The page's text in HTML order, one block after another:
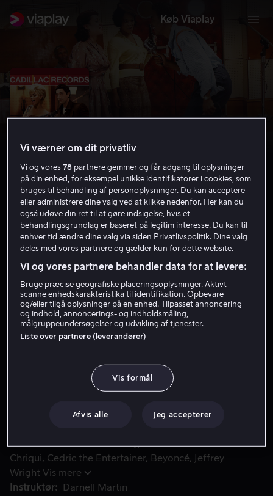
Køb Viaplay
Cadillac Records
7.0 Drama 2008 1 t. 44 min
11 år
HD
Lej 49 kr
Køb 109 kr
I denne biografiske musical om sex, vold, raceforhold og
I denne biografiske musical om sex, vold, raceforhold
og rock & roll i 1950’ernes Chicago følger vi nogle af de
amerikanske musiklegender, der var tilknyttet Chess
Records, i deres spændende, men turbulente liv.
Medvirkende Adrien Brody Emmanuelle
Chriqui
Cedric the Entertainer Beyoncé
Jeffrey
Wright Vis mere
Instruktør
Darnell Martin
Vi værner om dit privatliv
Vi og vores78 partnere gemmer og får adgang til oplysninger
på din enhed, for eksempel unikke identifikatorer i cookies, som
bruges til behandling af personoplysninger. Du kan acceptere
eller administrere dine valg ved at klikke nedenfor. Her kan du
også udøve din ret til at gøre indsigelse, hvis et
behandlingsgrundlag er baseret på legitim interesse. Du kan til
enhver tid ændre dine valg via siden Privatlivspolitik. Dine valg
deles med vores partnere og gælder kun for dette website.
Vi og vores partnere behandler data for at levere:
Bruge præcise geografiske placeringsoplysninger. Aktivt
scanne enhedskarakteristika til identifikation. Opbevare
og/eller tilgå oplysninger på en enhed. Tilpasset annoncering
og indhold, annoncerings- og indholdsmåling,
målgruppeundersøgelser og udvikling af tjenester.
Liste over partnere (leverandører)
Vis formål
Afvis alle Jeg accepterer